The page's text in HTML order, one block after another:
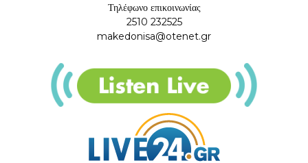
Τηλέφωνο επικοινωνίας
2510 232525
makedonisa@otenet.gr